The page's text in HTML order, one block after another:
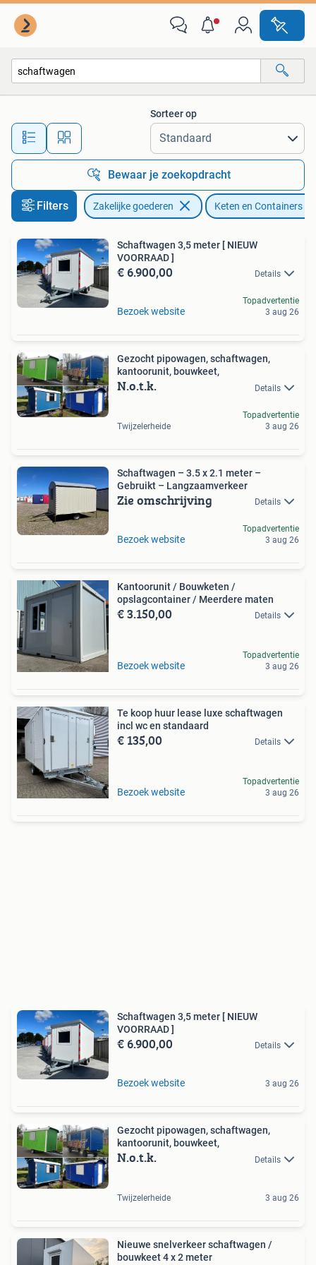
Alle afstanden…
Sorteer op
Bewaar je zoekopdracht
Filters Zakelijke goederen Keten en Containers
Schaftwagen 3,5 meter [ NIEUW
VOORRAAD ]
€ 6.900,00 Details
Bezoek website
Topadvertentie
3 aug 26
Gezocht pipowagen, schaftwagen,
kantoorunit, bouwkeet,
N.o.t.k. Details
Twijzelerheide
Topadvertentie
3 aug 26
Schaftwagen – 3.5 x 2.1 meter –
Gebruikt – Langzaamverkeer
Zie omschrijving Details
Bezoek website
Topadvertentie
3 aug 26
Kantoorunit / Bouwketen /
opslagcontainer / Meerdere maten
€ 3.150,00 Details
Bezoek website
Topadvertentie
3 aug 26
Te koop huur lease luxe schaftwagen
incl wc en standaard
€ 135,00 Details
Bezoek website
Topadvertentie
3 aug 26
Schaftwagen 3,5 meter [ NIEUW
VOORRAAD ]
€ 6.900,00 Details
Bezoek website 3 aug 26
Gezocht pipowagen, schaftwagen,
kantoorunit, bouwkeet,
N.o.t.k. Details
Twijzelerheide 3 aug 26
Nieuwe snelverkeer schaftwagen /
bouwkeet 4 x 2 meter